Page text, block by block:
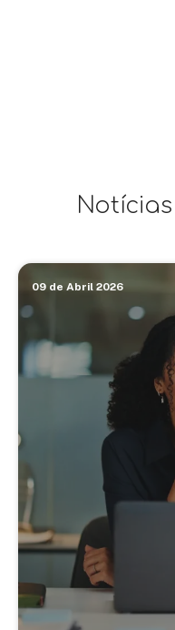
09 de Abril 2026